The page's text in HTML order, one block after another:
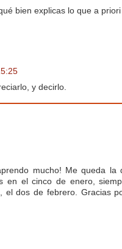
bien explicas lo que a priori
y decirlo.
mucho! Me queda
en el cinco de enero,
el dos de febrero. Gracias